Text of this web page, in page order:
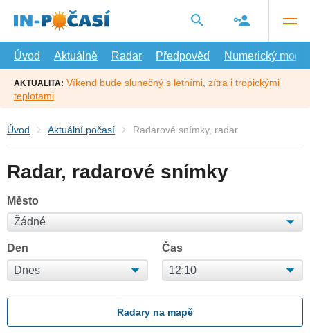
hlavní
Úvod
Aktuálně Radar Předpověď Numerický model
AKTUALITA: Víkend bude slunečný s letními, zítra i tropickými
teplotami
Úvod Aktuální počasí Radarové snímky, radar
Radar, radarové snímky
Město
Den Čas
Radary na mapě